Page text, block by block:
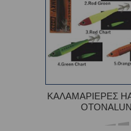
ΚΑΛΑΜΑΡΙΕΡΕΣ